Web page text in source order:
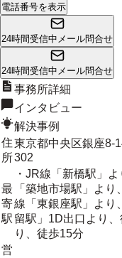
電話番号を表示
24時間受信中 メール問合せ
24時間受信中 メール問合せ
事務所詳細
インタビュー
解決事例
住
所
東京都中央区銀座8-
302
最
寄
駅
・JR線「新橋駅」
「築地市場駅」よ
線「東銀座駅」より
留駅」1D出口より
り、徒歩15分
営